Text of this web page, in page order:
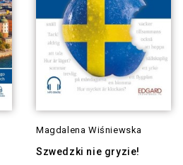
Magdalena Wiśniewska
Szwedzki nie gryzie!